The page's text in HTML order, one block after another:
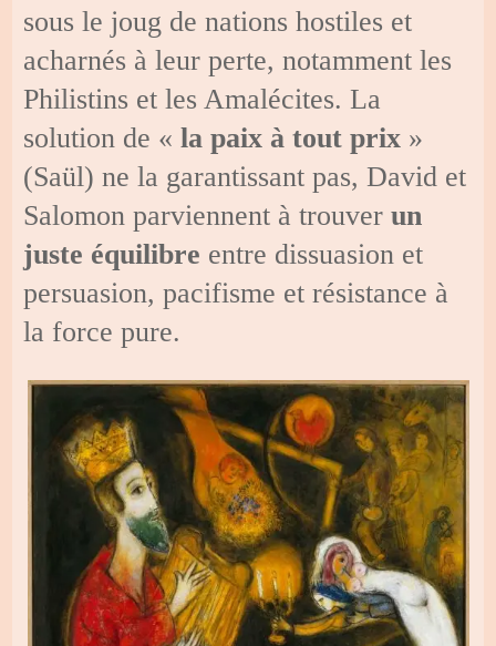
sous le joug de nations hostiles et
acharnés à leur perte, notamment les
Philistins et les Amalécites. La
solution de « la paix à tout prix »
(Saül) ne la garantissant pas, David et
Salomon parviennent à trouverun
juste équilibre entre dissuasion et
persuasion, pacifisme et résistance à
la force pure.